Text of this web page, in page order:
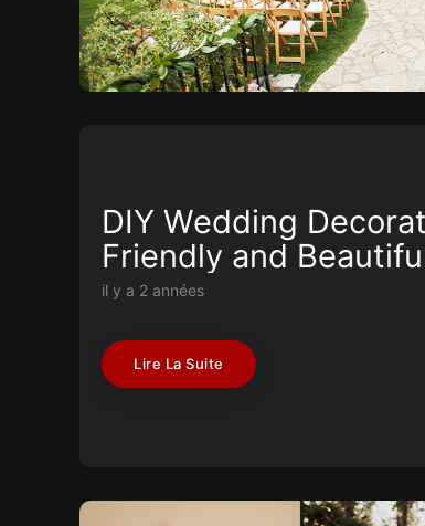
DIY Wedding
Friendly and
il y a 2 années
Lire La Suite